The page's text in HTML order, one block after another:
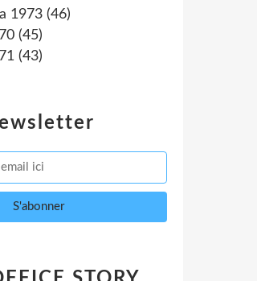
1973 (46)
(45)
(43)